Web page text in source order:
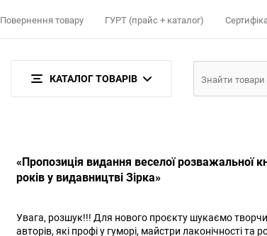
Повернення товару ГУРТ (прайс + каталог)
КАТАЛОГ ТОВАРІВ
«Пропозиція видання веселої розважальної
років у видавництві Зірка»
Увага, розшук!!! Для нового проєкту шукаємо
авторів, які профі у гуморі, майстри лаконічності та